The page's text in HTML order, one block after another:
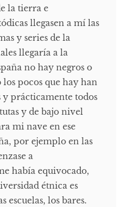
la tierra e
llegasen a mí las
y series de la
llegaría a la
no hay negros o
pocos que hay han
y prácticamente todos
y de bajo nivel
mi nave en ese
por ejemplo en las
a
había equivocado,
étnica es
escuelas, los bares.